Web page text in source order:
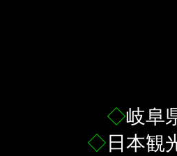
◇岐阜
◇ 日本観